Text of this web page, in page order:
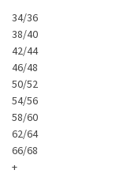
34/36
38/40
42/44
46/48
50/52
54/56
58/60
62/64
66/68
+